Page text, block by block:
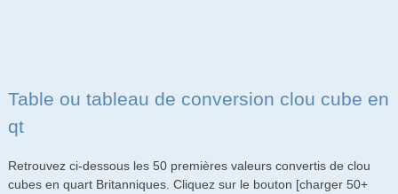
Table ou tableau de conversion clou cube en
qt
Retrouvez ci-dessous les 50 premières valeurs convertis de clou
cubes en quart Britanniques. Cliquez sur le bouton [charger 50+